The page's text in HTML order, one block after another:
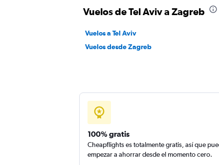
Vuelos de Tel Aviv a Zagreb
Vuelos a Tel Aviv
Vuelos desde Zagreb
100% gratis
Cheapflights es totalmente gratis, así que
empezar a ahorrar desde el momento cero.